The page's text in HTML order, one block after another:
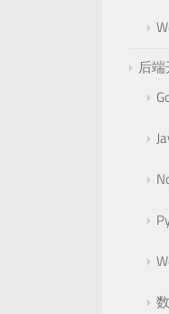
后